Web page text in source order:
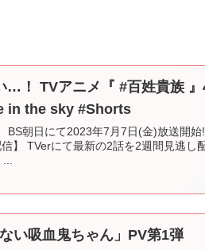
…！ TVアニメ『 #百姓貴族
in the sky #Shorts
BS朝日にて2023年7月7日(金)放送開
】 TVerにて最新の2話を2週間見逃し
い吸血鬼ちゃん」PV第1弾